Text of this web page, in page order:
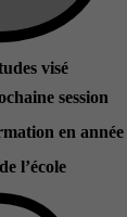
visé
session
en année
l’école